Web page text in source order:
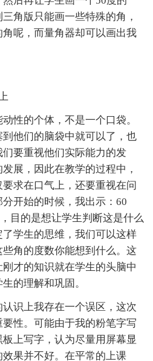
角版只能画一些特殊的角，
呢，而量角器却可以画出我
性的个体，不是一个口袋。
他们的脑袋中就可以了，也
要重视他们实际能力的发
展，因此在教学的过程中，
求在口气上，还要重视在问
开始的时候，我出示：60
目的是想让学生判断这是什么
学生的思维，我们可以这样
角的度数你能想到什么。这
才的知识就在学生的头脑中
的理解和巩固。
识上我存在一个误区，这次
要性。可能由于我的粉笔字写
上写字，认为尽量用屏幕显
果并不好。在平常的上课